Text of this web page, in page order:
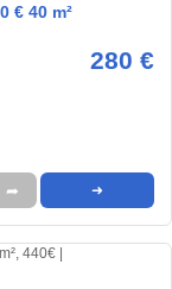
€ 40 m²
280 €
➦ ➜